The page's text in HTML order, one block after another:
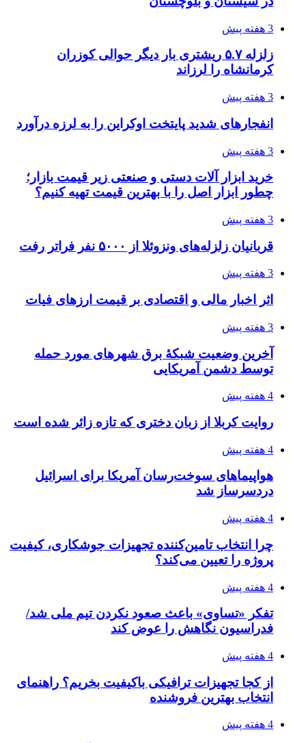
3 هفته پیش
زلزله ۵.۷ ریشتری بار دیگر حوالی کوزران
کرمانشاه را لرزاند
3 هفته پیش
انفجارهای شدید پایتخت اوکراین را به لرزه درآورد
3 هفته پیش
خرید ابزار آلات دستی و صنعتی زیر قیمت بازار؛
چطور ابزار اصل را با بهترین قیمت تهیه کنیم؟
3 هفته پیش
قربانیان زلزله‌های ونزوئلا از ۵۰۰۰ نفر فراتر رفت
3 هفته پیش
اثر اخبار مالی و اقتصادی بر قیمت ارزهای فیات
3 هفته پیش
آخرین وضعیت شبکۀ برق شهرهای مورد حمله
توسط دشمن آمریکایی
4 هفته پیش
روایت کربلا از زبان دختری که تازه زائر شده است
4 هفته پیش
هواپیماهای سوخت‌رسان آمریکا برای اسرائیل
دردسرساز شد
4 هفته پیش
چرا انتخاب تامین‌کننده تجهیزات جوشکاری، کیفیت
پروژه را تعیین می‌کند؟
4 هفته پیش
تفکر «تساوی» باعث صعود نکردن تیم ملی شد/
فدراسیون نگاهش را عوض کند
4 هفته پیش
از کجا تجهیزات ترافیکی باکیفیت بخریم؟ راهنمای
انتخاب بهترین فروشنده
4 هفته پیش